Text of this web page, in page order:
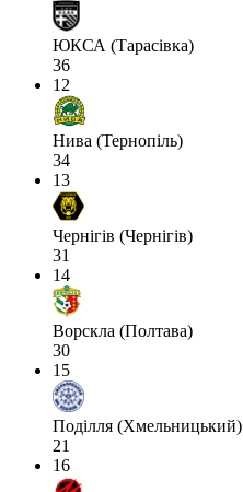
ЮКСА (Тарасівка)
36
12
Нива (Тернопіль)
34
13
Чернігів (Чернігів)
31
14
Ворскла (Полтава)
30
15
Поділля (Хмельницький)
21
16